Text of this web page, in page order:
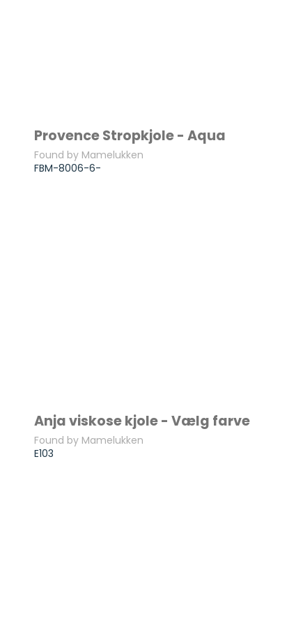
Provence Stropkjole - Aqua
Found by Mamelukken
FBM-8006-6-
Anja viskose kjole - Vælg farve
Found by Mamelukken
E103